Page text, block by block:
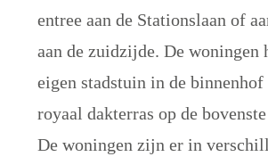
entree aan de Stationslaan of
aan de zuidzijde. De woningen
eigen stadstuin in de binnenhof
royaal dakterras op de
De woningen zijn er in